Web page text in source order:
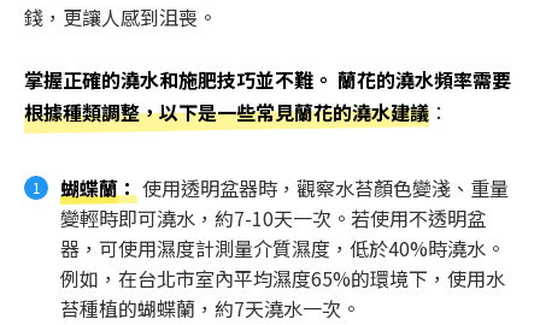
錢，更讓人感到沮喪。
掌握正確的澆水和施肥技巧並不難。 蘭花的澆水頻率需要
根據種類調整，以下是一些常見蘭花的澆水建議 ：
蝴蝶蘭：使用透明盆器時，觀察水苔顏色變淺、重量
變輕時即可澆水，約7-10天一次。若使用不透明盆
器，可使用濕度計測量介質濕度，低於40%時澆水。
例如，在台北市室內平均濕度65%的環境下，使用水
苔種植的蝴蝶蘭，約7天澆水一次。